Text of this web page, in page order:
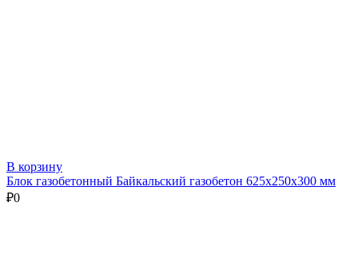
В корзину
Блок газобетонный Байкальский газобетон 625х250х300 мм
₽0